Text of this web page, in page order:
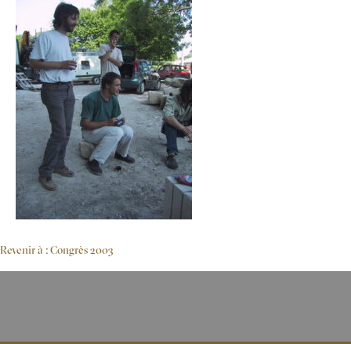
Revenir à : Congrès 2003